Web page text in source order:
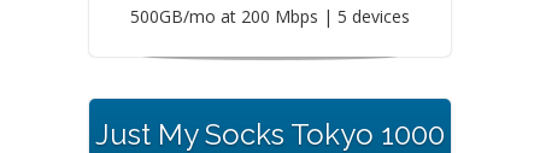
500GB/mo at 200 Mbps | 5 devices
Just My Socks Tokyo 1000